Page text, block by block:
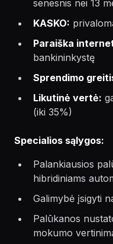
senesnis nei 13
KASKO:
Paraiška
bankininkystę
Sprendimo
Likutinė vertė:
(iki 35%)
Specialios sąlygos:
Palankiausios
hibridiniams
Galimybė įsigyti
Palūkanos
mokumo